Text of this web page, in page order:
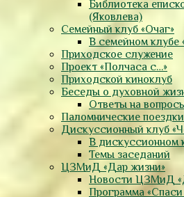
Библиотека
(Яковлева)
Семейный клуб «Очаг»
В семейном клубе
Приходское служение
Проект «Полчаса с…»
Приходской киноклуб
Беседы о духовной
Ответы на
Паломнические поездки
Дискуссионный клуб
В дискуссионном
Темы заседаний
ЦЗМиД «Дар жизни»
Новости ЦЗМиД
Программа «Спаси